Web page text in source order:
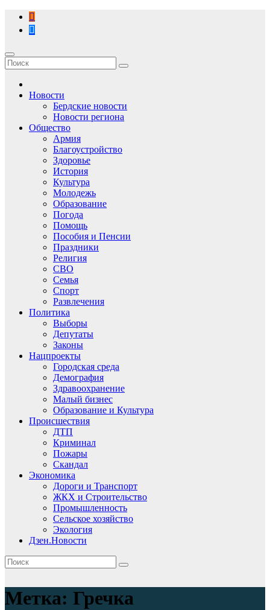
Перейти
содержимому
Новости
Бердские новости
Новости региона
Общество
Армия
Благоустройство
Здоровье
История
Культура
Молодежь
Образование
Погода
Помощь
Пособия и Пенсии
Праздники
Религия
СВО
Семья
Спорт
Развлечения
Политика
Выборы
Депутаты
Законы
Нацпроекты
Городская среда
Демография
Здравоохранение
Малый бизнес
Образование и Культура
Происшествия
ДТП
Криминал
Пожары
Скандал
Экономика
Дороги и Транспорт
ЖКХ и Строительство
Промышленность
Сельское хозяйство
Экология
Дзен.Новости
Метка: Гречка